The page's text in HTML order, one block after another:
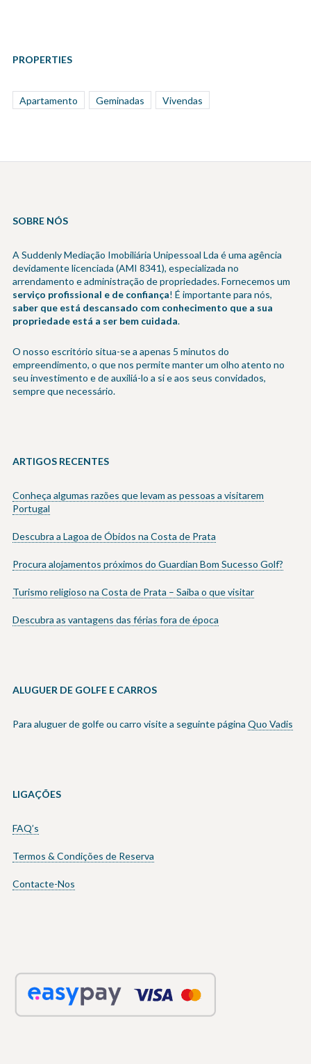
PROPERTIES
Apartamento Geminadas Vivendas
SOBRE NÓS
A Suddenly Mediação Imobiliária Unipessoal Lda é uma agência
devidamente licenciada (AMI 8341), especializada no
arrendamento e administração de propriedades. Fornecemos um
serviço profissional e de confiança! É importante para nós,
saber que está descansado com conhecimento que a sua
propriedade está a ser bem cuidada.
O nosso escritório situa-se a apenas 5 minutos do
empreendimento, o que nos permite manter um olho atento no
seu investimento e de auxiliá-lo a si e aos seus convidados,
sempre que necessário.
ARTIGOS RECENTES
Conheça algumas razões que levam as pessoas a visitarem
Portugal
Descubra a Lagoa de Óbidos na Costa de Prata
Procura alojamentos próximos do Guardian Bom Sucesso Golf?
Turismo religioso na Costa de Prata – Saiba o que visitar
Descubra as vantagens das férias fora de época
ALUGUER DE GOLFE E CARROS
Para aluguer de golfe ou carro visite a seguinte página Quo Vadis
LIGAÇÕES
FAQ’s
Termos & Condições de Reserva
Contacte-Nos